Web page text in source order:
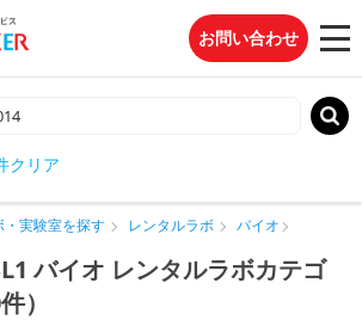
お問い合わせ
クリア
・実験室を探す レンタルラボ
バイオ
バイオ レンタルラボカテゴ
）